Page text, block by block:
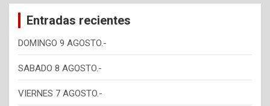
c
Entradas recientes
DOMINGO 9 AGOSTO.-
SABADO 8 AGOSTO.-
VIERNES 7 AGOSTO.-